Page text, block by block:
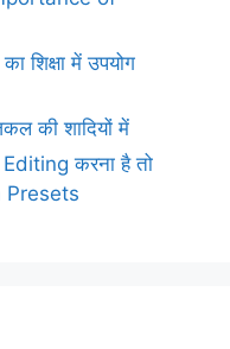
शिक्षा में उपयोग
की शादियों में
करना है तो
Presets